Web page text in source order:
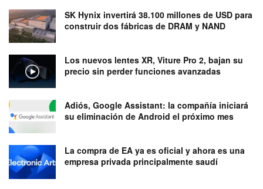
SK Hynix invertirá 38.100 millones de USD para
construir dos fábricas de DRAM y NAND
Los nuevos lentes XR, Viture Pro 2, bajan su
precio sin perder funciones avanzadas
Adiós, Google Assistant: la compañía iniciará
su eliminación de Android el próximo mes
La compra de EA ya es oficial y ahora es una
empresa privada principalmente saudí